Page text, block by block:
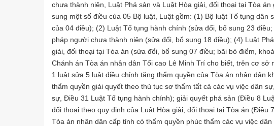
chưa thành niên, Luật Phá sản và Luật Hòa giải, đối thoại tại Tòa
sung một số điều của 05 Bộ luật, Luật gồm: (1) Bộ luật Tố tụng dân
của 04 điều); (2) Luật Tố tụng hành chính (sửa đổi, bổ sung 23
pháp người chưa thành niên (sửa đổi, bổ sung 18 điều); (4) Luật
giải, đối thoại tại Tòa án (sửa đổi, bổ sung 07 điều; bãi bỏ điểm,
Chánh án Tòa án nhân dân Tối cao Lê Minh Trí cho biết, trên cơ
1 luật sửa 5 luật điều chỉnh tăng thẩm quyền của Tòa án nhân dân
thẩm quyền giải quyết theo thủ tục sơ thẩm tất cả các vụ việc dân
sự, Điều 31 Luật Tố tụng hành chính); giải quyết phá sản (Điều 8
đối thoại theo quy định của Luật Hòa giải, đối thoại tại Tòa án (Điều
Tòa án nhân dân cấp tỉnh có thẩm quyền phúc thẩm các vụ việc